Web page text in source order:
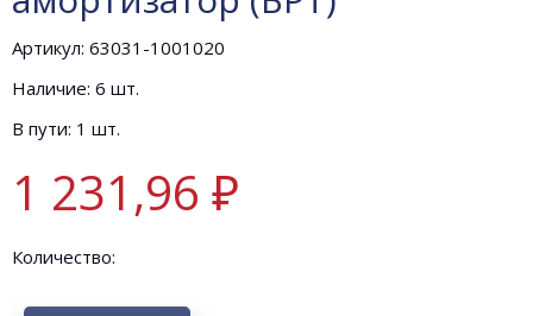
Артикул: 63031-1001020
Наличие: 6 шт.
В пути: 1 шт.
1 231,96 ₽
Количество: